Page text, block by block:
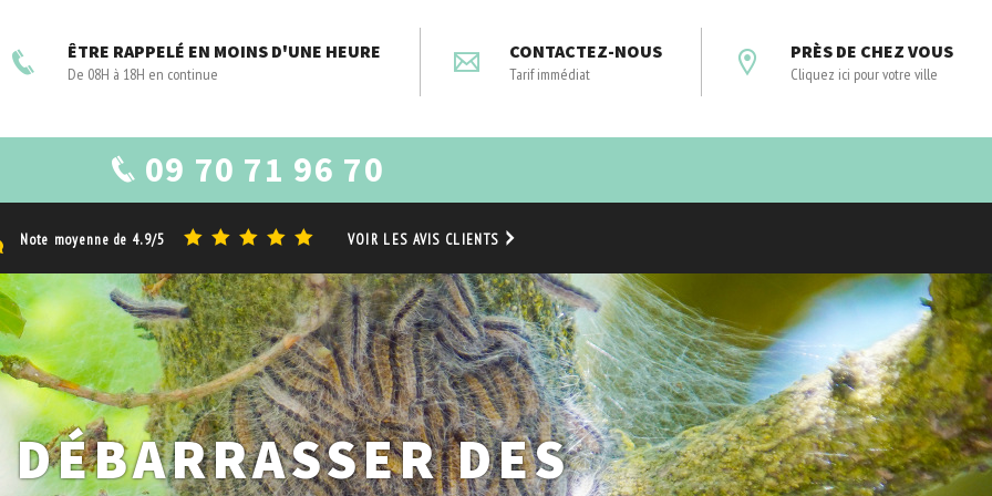
ÊTRE RAPPELÉ EN MOINS D'UNE HEURE
De 08H à 18H en continue
CONTACTEZ-NOUS
Tarif immédiat
PRÈS DE CHEZ VOUS
Cliquez ici pour votre ville
09 70 71 96 70
Note moyenne de4.9/5 VOIR LES AVIS CLIENTS
DÉBARRASSER DES